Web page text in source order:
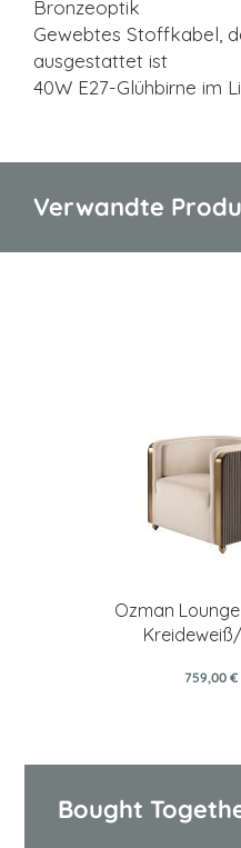
Bronzeoptik
Gewebtes Stoffkabel,
ausgestattet ist
40W E27-Glühbirne im
Verwandte
Ozman
759,00 €
Bought